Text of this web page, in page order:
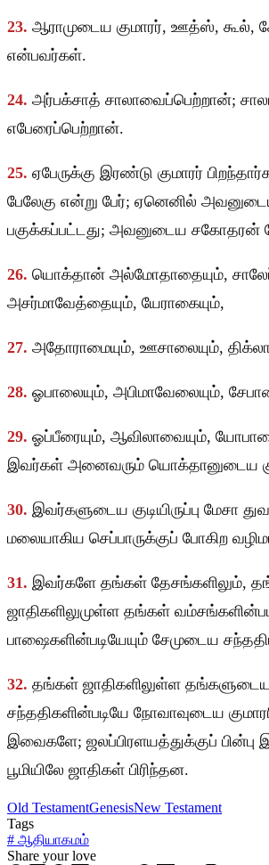
23. ஆராமுடைய குமாரர், ஊத்ஸ், கூல்,
என்பவர்கள்.
24. அர்பக்சாத் சாலாவைப்பெற்றான்;
எபேரைப்பெற்றான்.
25. ஏபேருக்கு இரண்டு குமாரர்
பேலேகு என்று பேர்; ஏனெனில்
பகுக்கப்பட்டது; அவனுடைய சகோதரன்
26. யொக்தான் அல்மோதாதையும்,
அசர்மாவேத்தையும், யேராகையும்,
27. அதோராமையும், ஊசாலையும்,
28. ஓபாலையும், அபிமாவேலையும்,
29. ஓப்பீரையும், ஆவிலாவையும்,
இவர்கள் அனைவரும் யொக்தானுடைய
30. இவர்களுடைய குடியிருப்பு மேசா
மலையாகிய செப்பாருக்குப் போகிற
31. இவர்களே தங்கள் தேசங்களிலும்,
ஜாதிகளிலுமுள்ள தங்கள்
பாஷைகளின்படியேயும் சேமுடைய
32. தங்கள் ஜாதிகளிலுள்ள
சந்ததிகளின்படியே நோவாவுடைய
இவைகளே; ஜலப்பிரளயத்துக்குப் பின்பு
பூமியிலே ஜாதிகள் பிரிந்தன.
Old TestamentGenesisNew Testament
Tags
# ஆதியாகமம்
Share your love